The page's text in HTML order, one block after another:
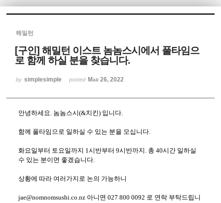
해밀턴
[구인] 해밀턴 이스트 놈놈스시에서 풀타임으
로 함께 하실 분을 찾습니다.
by simplesimple posted Mar 26, 2022
안녕하세요. 놈놈스시(&치킨) 입니다.
함께 풀타임으로 일하실 수 있는 분을 모십니다.
화요일부터 토요일까지 1시반부터 9시반까지. 총 40시간 일하실
수 있는 분이면 좋겠습니다.
상황에 따라 여러가지로 논의 가능하니
jae@nomnomsushi.co.nz 아니면 027 800 0092 로 연락 부탁드립니
Sketchbook5, 스케치북5
Sketchbook5, 스케치북5